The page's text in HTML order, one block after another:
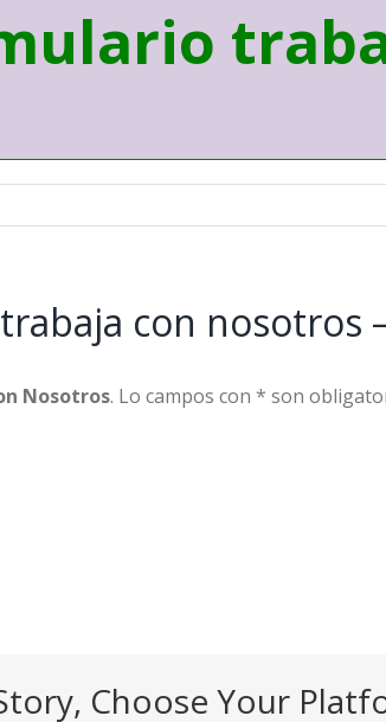
con nosotros
Nosotros. Lo campos con * son
Choose Your